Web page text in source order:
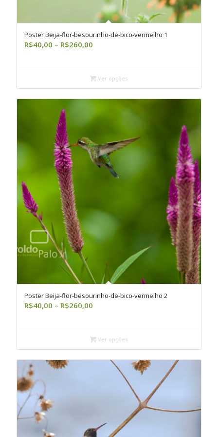
Poster Beija-flor-besourinho-de-bico-vermelho 1
R$40,00 – R$260,00Faixa
R$40,00
através
R$260,00
Ver opções
Poster Beija-flor-besourinho-de-bico-vermelho 2
R$40,00 – R$260,00Faixa
R$40,00
através
R$260,00
Ver opções